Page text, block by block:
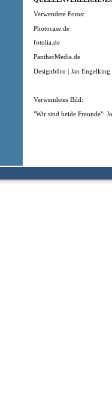
Verwendete Fotos:
Photocase.de
fotolia.de
PantherMedia.de
Designbüro | Jan Engelking
Verwendetes Bild:
"Wir sind beide Freunde":